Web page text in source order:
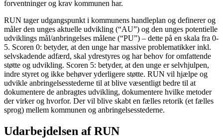
forventninger og krav kommunen har.
RUN tager udgangspunkt i kommunens handleplan og definerer og
måler den unges aktuelle udvikling (“AU”) og den unges potentielle
udviklings mål/anbringelses målene (“PU”) – dette på en skala fra 0-
5. Scoren 0: betyder, at den unge har massive problematikker inkl.
selvskadende adfærd, skal ydrestyres og har behov for omfattende
støtte og udvikling. Scoren 5: betyder, at den unge er selvhjulpen,
indre styret og ikke behøver yderligere støtte. RUN vil hjælpe og
udvikle anbringelsesstederne til at blive væsentligt bedre til at
dokumentere de anbragtes udvikling, dokumentere hvilke metoder
der virker og hvorfor. Der vil blive skabt en fælles retorik (et fælles
sprog) mellem kommunen og anbringelsesstederne.
Udarbejdelsen af RUN